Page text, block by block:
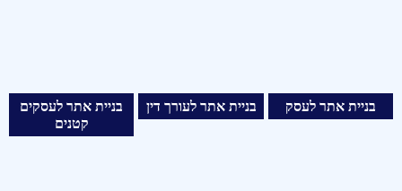
בניית אתר לעסק בניית אתר לעורך דין
בניית אתר לעסקים
קטנים